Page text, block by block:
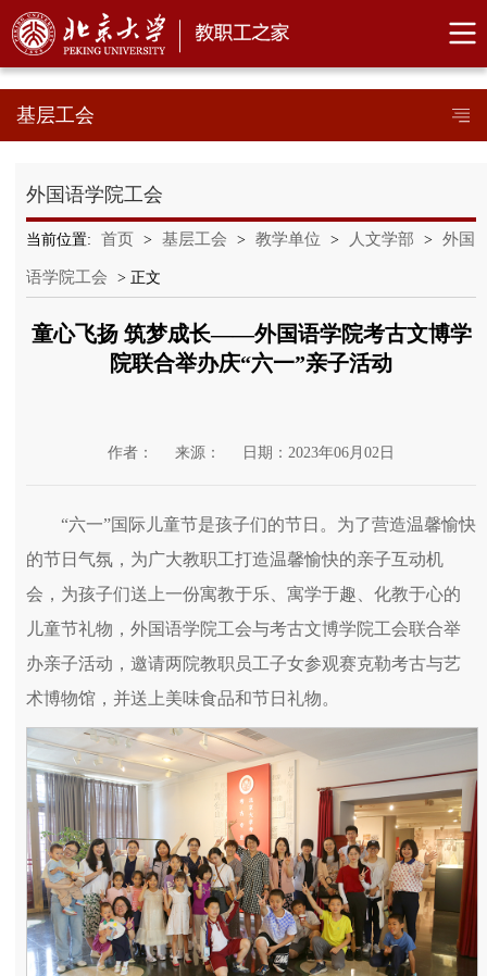
基层工会
外国语学院工会
当前位置: 首页 > 基层工会 > 教学单位 > 人文学部 > 外国
语学院工会 > 正文
童心飞扬 筑梦成长——外国语学院考古文博学
院联合举办庆“六一”亲子活动
作者： 来源： 日期：2023年06月02日
“六一”国际儿童节是孩子们的节日。为了营造温馨愉快
的节日气氛，为广大教职工打造温馨愉快的亲子互动机
会，为孩子们送上一份寓教于乐、寓学于趣、化教于心的
儿童节礼物，外国语学院工会与考古文博学院工会联合举
办亲子活动，邀请两院教职员工子女参观赛克勒考古与艺
术博物馆，并送上美味食品和节日礼物。